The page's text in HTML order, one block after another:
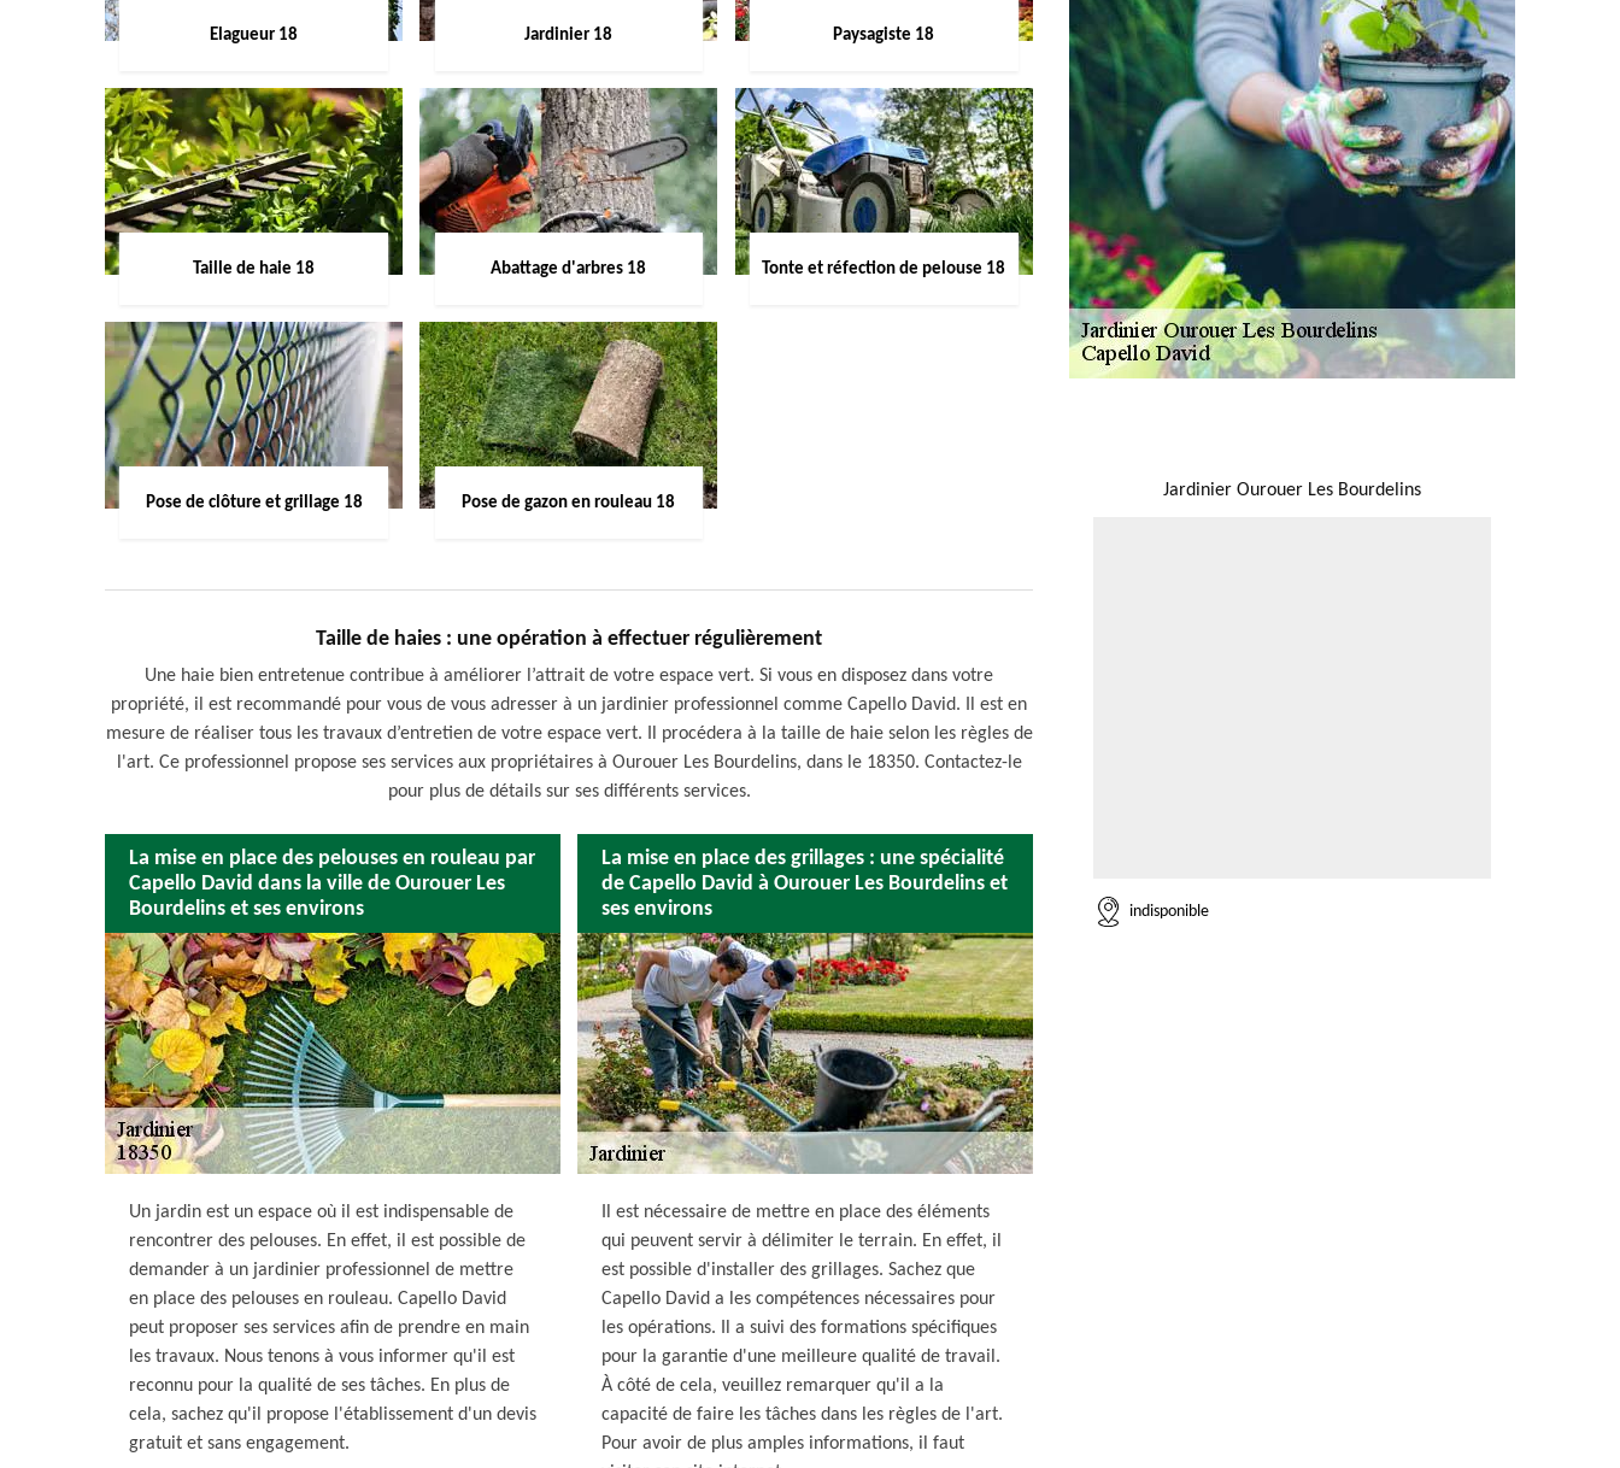
Elagueur 18 Jardinier 18 Paysagiste 18
Taille de haie 18 Abattage d'arbres 18 Tonte et réfection de pelouse 18
Pose de clôture et grillage 18 Pose de gazon en rouleau 18
Taille de haies : une opération à effectuer régulièrement
Une haie bien entretenue contribue à améliorer l’attrait de votre espace vert. Si vous en disposez dans votre
propriété, il est recommandé pour vous de vous adresser à un jardinier professionnel comme Capello David. Il est en
mesure de réaliser tous les travaux d’entretien de votre espace vert. Il procédera à la taille de haie selon les règles de
l'art. Ce professionnel propose ses services aux propriétaires à Ourouer Les Bourdelins, dans le 18350. Contactez-le
pour plus de détails sur ses différents services.
La mise en place des pelouses en rouleau par
Capello David dans la ville de Ourouer Les
Bourdelins et ses environs
Un jardin est un espace où il est indispensable de
rencontrer des pelouses. En effet, il est possible de
demander à un jardinier professionnel de mettre
en place des pelouses en rouleau. Capello David
peut proposer ses services afin de prendre en main
les travaux. Nous tenons à vous informer qu'il est
reconnu pour la qualité de ses tâches. En plus de
cela, sachez qu'il propose l'établissement d'un devis
gratuit et sans engagement.
La mise en place des grillages : une spécialité
de Capello David à Ourouer Les Bourdelins et
ses environs
Il est nécessaire de mettre en place des éléments
qui peuvent servir à délimiter le terrain. En effet, il
est possible d'installer des grillages. Sachez que
Capello David a les compétences nécessaires pour
les opérations. Il a suivi des formations spécifiques
pour la garantie d'une meilleure qualité de travail.
À côté de cela, veuillez remarquer qu'il a la
capacité de faire les tâches dans les règles de l'art.
Pour avoir de plus amples informations, il faut
Jardinier Ourouer Les Bourdelins
indisponible